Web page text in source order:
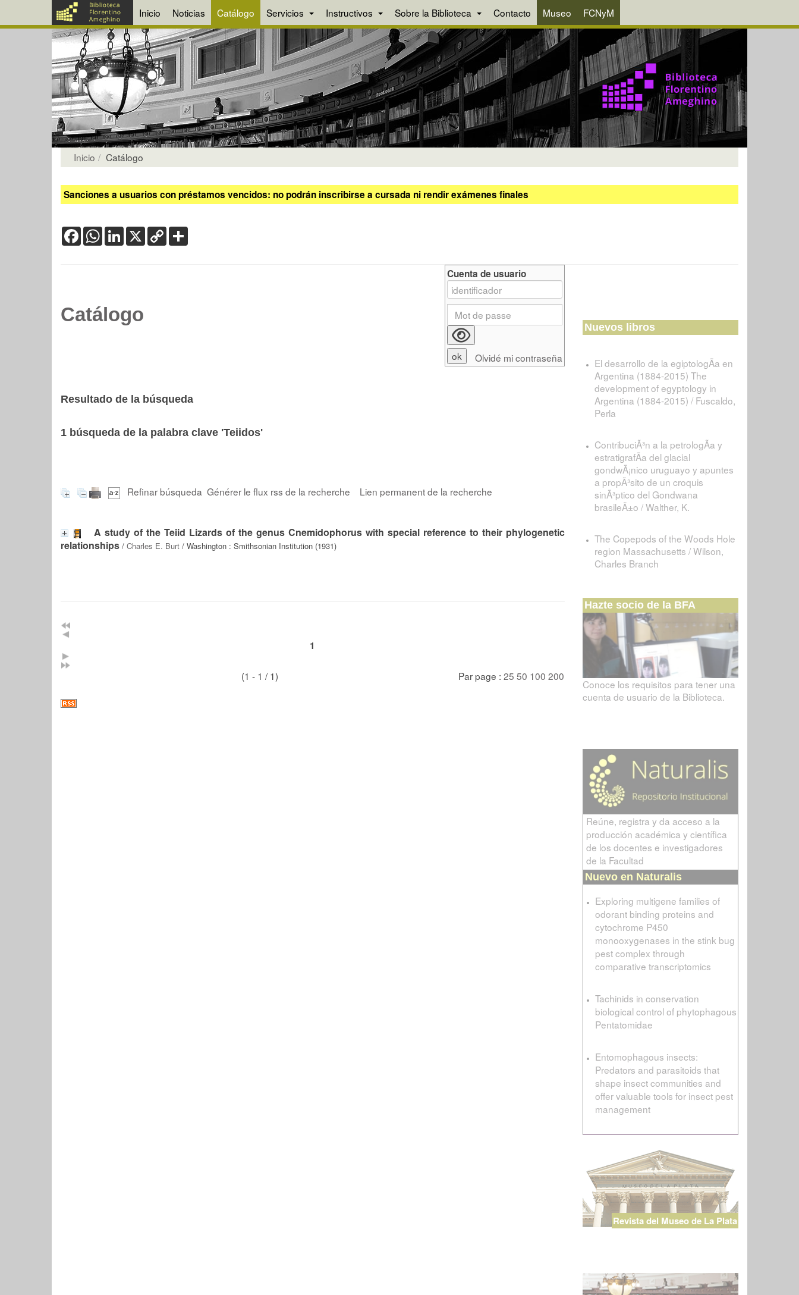
Inicio Noticias Catálogo Servicios Instructivos Sobre la Biblioteca Contacto Museo FCNyM
Inicio Catálogo
Sanciones a usuarios con préstamos vencidos: no podrán inscribirse a cursada ni rendir exámenes finales
FacebookWhatsApp
LinkedIn
X Copy
Link
Catálogo
Resultado de la búsqueda
1 búsqueda de la palabra clave 'Teiidos'
Refinar búsqueda Générer le flux rss de la recherche Lien permanent de la recherche
A study of the Teiid Lizards of the genus Cnemidophorus with special reference to their phylogenetic
relationships / Charles E. Burt / Washington : Smithsonian Institution (1931)
1
(1 - 1 / 1) Par page : 25 50 100 200
Cuenta de usuario
Olvidé mi contraseña
Nuevos libros
El desarrollo de la egiptologÃ­a en
Argentina (1884-2015) The
development of egyptology in
Argentina (1884-2015) / Fuscaldo,
Perla
ContribuciÃ³n a la petrologÃ­a y
estratigrafÃ­a del glacial
gondwÃ¡nico uruguayo y apuntes
a propÃ³sito de un croquis
sinÃ³ptico del Gondwana
brasileÃ±o / Walther, K.
The Copepods of the Woods Hole
region Massachusetts / Wilson,
Charles Branch
Hazte socio de la BFA
Conoce los requisitos para tener una
cuenta de usuario de la Biblioteca.
Reúne, registra y da acceso a la
producción académica y científica
de los docentes e investigadores
de la Facultad
Nuevo en Naturalis
Exploring multigene families of
odorant binding proteins and
cytochrome P450
monooxygenases in the stink bug
pest complex through
comparative transcriptomics
Tachinids in conservation
biological control of phytophagous
Pentatomidae
Entomophagous insects:
Predators and parasitoids that
shape insect communities and
offer valuable tools for insect pest
management
Revista del Museo de La Plata